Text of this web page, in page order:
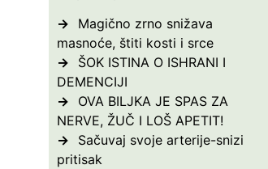
Magično zrno snižava
masnoće, štiti kosti i srce
ŠOK ISTINA O ISHRANI I
DEMENCIJI
OVA BILJKA JE SPAS ZA
NERVE, ŽUČ I LOŠ APETIT!
Sačuvaj svoje arterije-snizi
pritisak